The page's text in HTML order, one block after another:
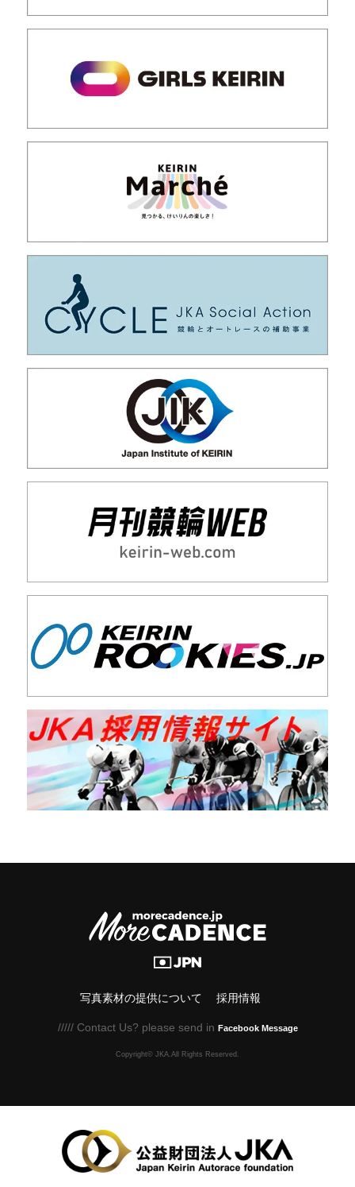
写真素材の提供について 採用情報
///// Contact Us? please send in Facebook Message
Copyright© JKA.All Rights Reserved.